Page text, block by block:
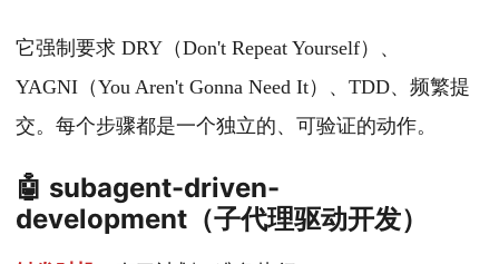
它强制要求 DRY（Don't Repeat Yourself）、
YAGNI（You Aren't Gonna Need It）、TDD、频繁提
交。每个步骤都是一个独立的、可验证的动作。
🤖 subagent-driven-
development（子代理驱动开发）